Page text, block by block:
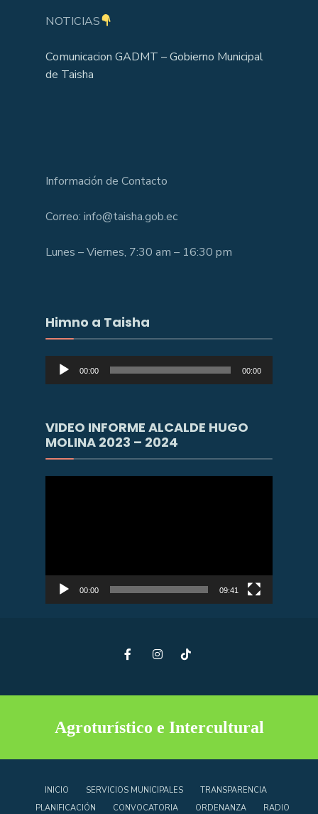
NOTICIAS
Comunicacion GADMT – Gobierno Municipal
de Taisha
Información de Contacto
Correo: info@taisha.gob.ec
Lunes – Viernes, 7:30 am – 16:30 pm
Himno a Taisha
Reproductor
de
00:00 00:00
VIDEO INFORME ALCALDE HUGO
MOLINA 2023 – 2024
00:00 09:41
Agroturístico e Intercultural
INICIO SERVICIOS MUNICIPALES
TRANSPARENCIA
PLANIFICACIÓN
CONVOCATORIA ORDENANZA RADIO